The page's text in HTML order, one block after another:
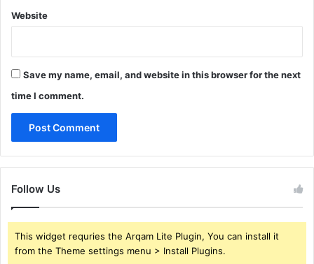
Website
Save my name, email, and website in this browser for the next
time I comment.
Follow Us
This widget requries the Arqam Lite Plugin, You can install it
from the Theme settings menu > Install Plugins.